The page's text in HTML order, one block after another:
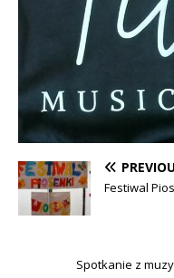
Festiwal
Spotkanie z